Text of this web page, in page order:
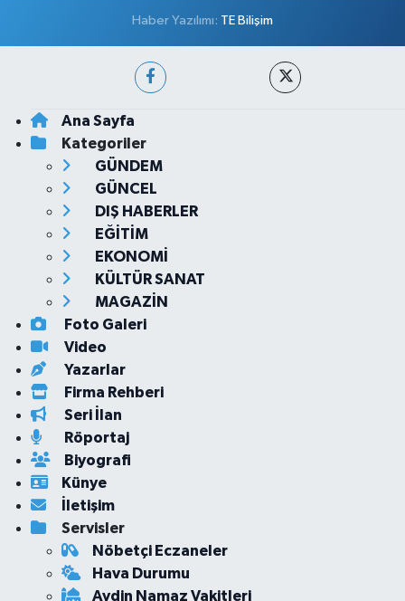
Haber Yazılımı: TE Bilişim
Ana Sayfa
Kategoriler
GÜNDEM
GÜNCEL
DIŞ HABERLER
EĞİTİM
EKONOMİ
KÜLTÜR SANAT
MAGAZİN
Foto Galeri
Video
Yazarlar
Firma Rehberi
Seri İlan
Röportaj
Biyografi
Künye
İletişim
Servisler
Nöbetçi Eczaneler
Hava Durumu
Aydin Namaz Vakitleri